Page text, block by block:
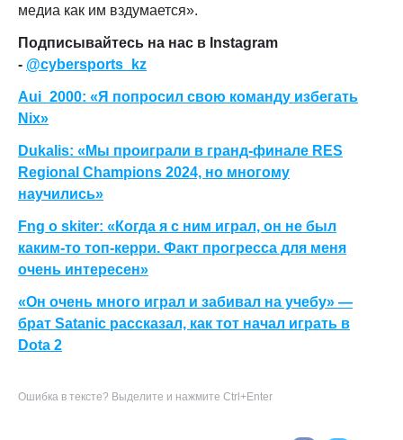
медиа как им вздумается».
Подписывайтесь на нас в Instagram
- @cybersports_kz
Aui_2000: «Я попросил свою команду избегать
Nix»
Dukalis: «Мы проиграли в гранд-финале RES
Regional Champions 2024, но многому
научились»
Fng о skiter: «Когда я с ним играл, он не был
каким-то топ-керри. Факт прогресса для меня
очень интересен»
«Он очень много играл и забивал на учебу» —
брат Satanic рассказал, как тот начал играть в
Dota 2
Ошибка в тексте? Выделите и нажмите Ctrl+Enter